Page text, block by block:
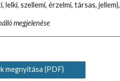
szellemi, érzelmi, társas,
megjelenése
megnyitása (PDF)